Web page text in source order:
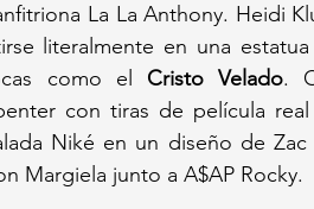
La La Anthony. Heidi
literalmente en una
como el Cristo Velado.
con tiras de película
Niké en un diseño de Zac
Margiela junto a A$AP Rocky.